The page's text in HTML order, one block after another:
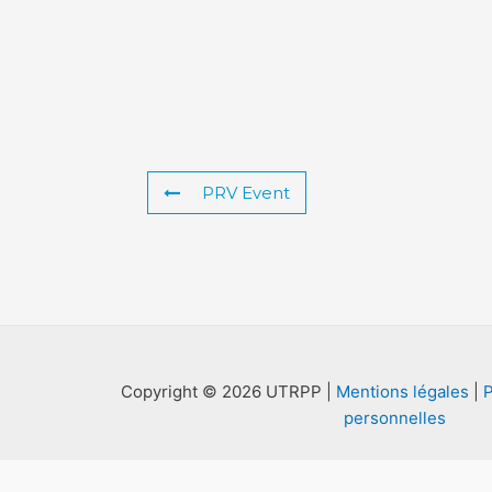
PRV Event
Copyright © 2026 UTRPP | Mentions légales
personnelles